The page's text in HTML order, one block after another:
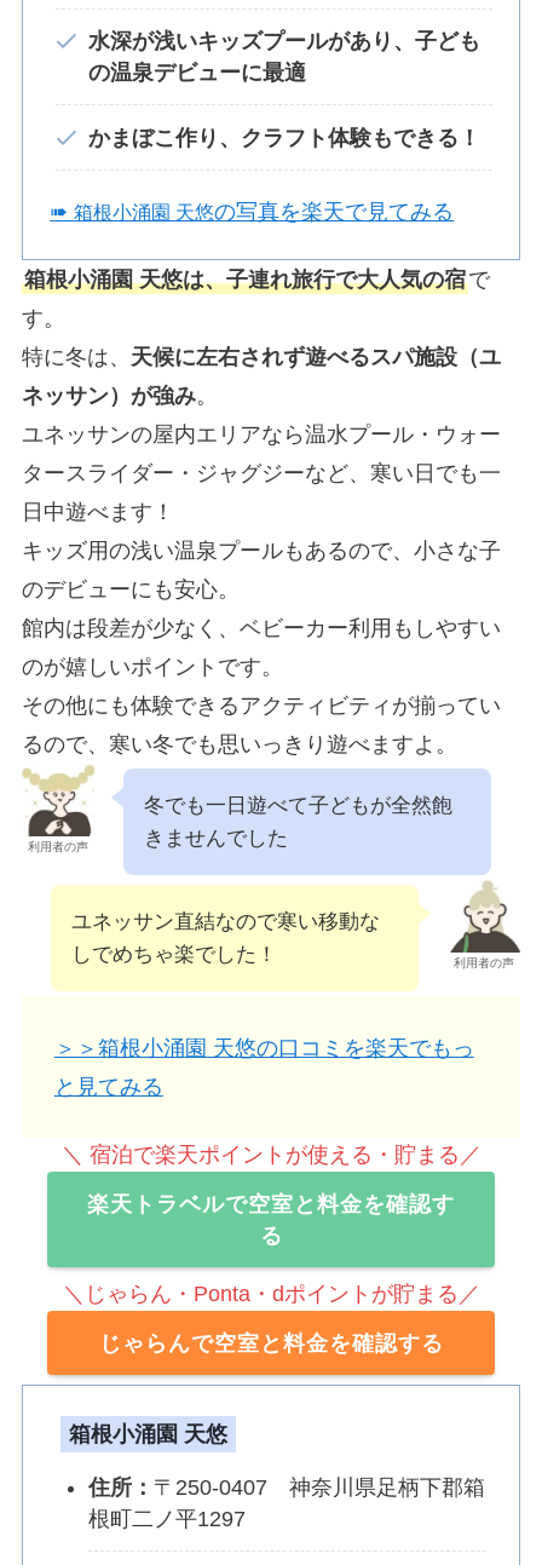
水深が浅いキッズプールがあり、子ども
の温泉デビューに最適
かまぼこ作り、クラフト体験もできる！
➠箱根小涌園 天悠の写真を楽天で見てみる
箱根小涌園 天悠は、子連れ旅行で大人気の宿で
す。
特に冬は、 天候に左右されず遊べるスパ施設（ユ
ネッサン）が強み。
ユネッサンの屋内エリアなら温水プール・ウォー
タースライダー・ジャグジーなど、寒い日でも一
日中遊べます！
キッズ用の浅い温泉プールもあるので、小さな子
のデビューにも安心。
館内は段差が少なく、ベビーカー利用もしやすい
のが嬉しいポイントです。
その他にも体験できるアクティビティが揃ってい
るので、寒い冬でも思いっきり遊べますよ。
利用者の声
冬でも一日遊べて子どもが全然飽
きませんでした
利用者の声
ユネッサン直結なので寒い移動な
しでめちゃ楽でした！
＞＞箱根小涌園 天悠の口コミを楽天でもっ
と見てみる
＼ 宿泊で楽天ポイントが使える・貯まる／
楽天トラベルで空室と料金を確認す
る
＼じゃらん・Ponta・dポイントが貯まる／
じゃらんで空室と料金を確認する
箱根小涌園 天悠
住所： 〒250-0407 神奈川県足柄下郡箱
根町二ノ平1297